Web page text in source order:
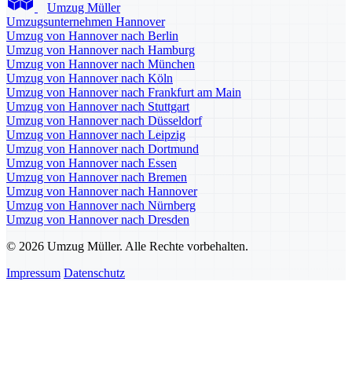
Umzug Müller
Umzugsunternehmen Hannover
Umzug von Hannover nach Berlin
Umzug von Hannover nach Hamburg
Umzug von Hannover nach München
Umzug von Hannover nach Köln
Umzug von Hannover nach Frankfurt am Main
Umzug von Hannover nach Stuttgart
Umzug von Hannover nach Düsseldorf
Umzug von Hannover nach Leipzig
Umzug von Hannover nach Dortmund
Umzug von Hannover nach Essen
Umzug von Hannover nach Bremen
Umzug von Hannover nach Hannover
Umzug von Hannover nach Nürnberg
Umzug von Hannover nach Dresden
© 2026 Umzug Müller. Alle Rechte vorbehalten.
Impressum Datenschutz